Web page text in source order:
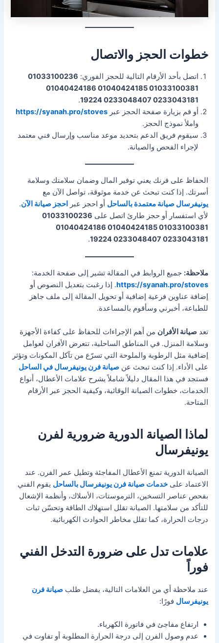
خطوات الحجز والاتصال
اتصل بأحد الأرقام التالية للحجز الفوري: 01033100236
01033100381 01040424185 01040424186
0233043181 0233048407 19224
.
أو قم بزيارة صفحة الحجز عبرhttps://syanah.pro/stoves
واملأ نموذج الحجز.
سيقوم فريق الدعم بتحديد موعد مناسب وإرسال فني معتمد
لإجراء الفحص والصيانة.
الحفاظ على فرنك يعني توفير المال وضمان سلامتك وسلامة
أسرتك. إذا كنت تبحث عن خدمة موثوقة، تواصل الآن مع
يونيفرسال صيانة معتمدة بالساحل أو احجز عبر احجز صيانة الآن.
لأي استفسار أو حجز طارئ اتصل على 01033100236
01033100381 01040424185 01040424186
0233043181 0233048407 19224
.
ملاحظة: جميع الروابط في المقالة تشير إلى صفحة الخدمة:
https://syanah.pro/stoves. إذا رغبت بتعديل النصوص أو
إضافة عناوين فرعية إضافية أو تحويل المقالة إلى ملف جاهز
للطباعة، أخبرني وسأقوم بالمساعدة.
تعدصيانة الأفران من أهم الإجراءات للحفاظ على كفاءة الأجهزة
وسلامة المنزل. في المناطق الساحلية، تتعرض الأفران لعوامل
إضافية مثل الرطوبة والملوحة التي تسرّع من تآكل المكونات وتؤثر
على الأداء. إذا كنت تبحث عنصيانة فرن يونيفرسال في الساحل
فستجد في هذا المقال دليلاً شاملاً يشرح علامات الأعطال، أنواع
الخدمات، خطوات الصيانة الوقائية، وكيفية الحجز عبر الأرقام
المتاحة.
لماذا الصيانة الدورية ضرورية لفرن
يونيفرسال
الصيانة الدورية تمنع الأعطال المفاجئة وتطيل عمر الفرن. عند
الاعتماد علىخدمات صيانة فرن يونيفرسال بالساحل يقوم الفني
بفحص عناصر التسخين، الترموستات، الأسلاك، وأنظمة الإشعال
للتأكد من سلامتها. الصيانة تقلل استهلاك الطاقة وتحسّن ثبات
درجات الحرارة، كما تقلل مخاطر الحوادث الكهربائية.
علامات تدل على ضرورة التدخل الفني
فوراً
عند ملاحظة أي من العلامات التالية، يفضل طلبصيانة فرن
يونيفرسال فورًا:
ارتفاع مفاجئ في فاتورة الكهرباء.
عدم وصول الفرن إلى درجة الحرارة المطلوبة أو تفاوت في